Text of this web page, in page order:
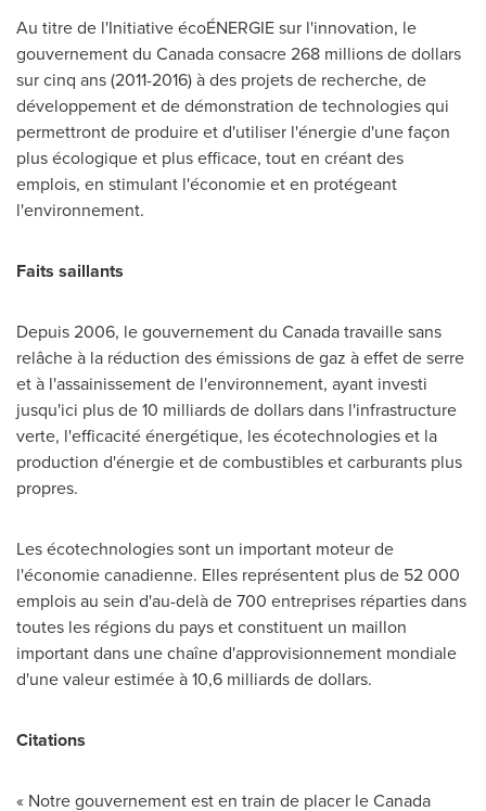
Au titre de l'Initiative écoÉNERGIE sur l'innovation, le
gouvernement du Canadaconsacre 268 millions de dollars
sur cinq ans (2011-2016) à des projets de recherche, de
développement et de démonstration de technologies qui
permettront de produire et d'utiliser l'énergie d'une façon
plus écologique et plus efficace, tout en créant des
emplois, en stimulant l'économie et en protégeant
l'environnement.
Faits saillants
Depuis 2006, le gouvernement du Canadatravaille sans
relâche à la réduction des émissions de gaz à effet de serre
et à l'assainissement de l'environnement, ayant investi
jusqu'ici plus de 10 milliards de dollars dans l'infrastructure
verte, l'efficacité énergétique, les écotechnologies et la
production d'énergie et de combustibles et carburants plus
propres.
Les écotechnologies sont un important moteur de
l'économie canadienne. Elles représentent plus de 52 000
emplois au sein d'au-delà de 700 entreprises réparties dans
toutes les régions du pays et constituent un maillon
important dans une chaîne d'approvisionnement mondiale
d'une valeur estimée à 10,6 milliards de dollars.
Citations
« Notre gouvernement est en train de placer leCanada